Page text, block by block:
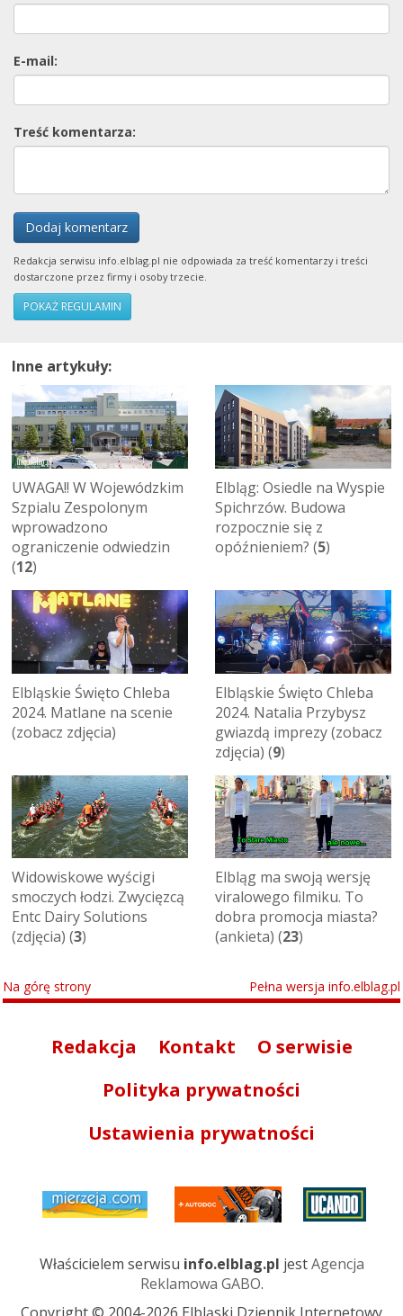
E-mail:
Treść komentarza:
Dodaj komentarz
Redakcja serwisu info.elblag.pl nie odpowiada za treść komentarzy i treści
dostarczone przez firmy i osoby trzecie.
POKAŻ REGULAMIN
Inne artykuły:
UWAGA!! W Wojewódzkim
Szpialu Zespolonym
wprowadzono
ograniczenie odwiedzin
(12)
Elbląg: Osiedle na Wyspie
Spichrzów. Budowa
rozpocznie się z
opóźnieniem? (5)
Elbląskie Święto Chleba
2024. Matlane na scenie
(zobacz zdjęcia)
Elbląskie Święto Chleba
2024. Natalia Przybysz
gwiazdą imprezy (zobacz
zdjęcia) (9)
Widowiskowe wyścigi
smoczych łodzi. Zwycięzcą
Entc Dairy Solutions
(zdjęcia) (3)
Elbląg ma swoją wersję
viralowego filmiku. To
dobra promocja miasta?
(ankieta) (23)
Na górę strony Pełna wersja info.elblag.pl
Redakcja Kontakt
O serwisie
Polityka prywatności
Ustawienia prywatności
Właścicielem serwisu info.elblag.pl jestAgencja
Reklamowa GABO.